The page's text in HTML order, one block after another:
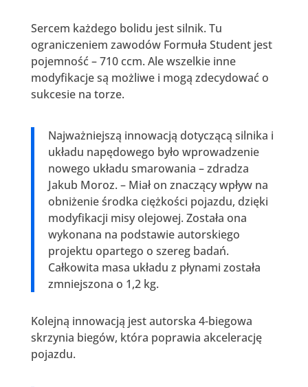
Sercem każdego bolidu jest silnik. Tu
ograniczeniem zawodów Formuła Student jest
pojemność – 710 ccm. Ale wszelkie inne
modyfikacje są możliwe i mogą zdecydować o
sukcesie na torze.
Najważniejszą innowacją dotyczącą silnika i
układu napędowego było wprowadzenie
nowego układu smarowania – zdradza
Jakub Moroz. – Miał on znaczący wpływ na
obniżenie środka ciężkości pojazdu, dzięki
modyfikacji misy olejowej. Została ona
wykonana na podstawie autorskiego
projektu opartego o szereg badań.
Całkowita masa układu z płynami została
zmniejszona o 1,2 kg.
Kolejną innowacją jest autorska 4-biegowa
skrzynia biegów, która poprawia akcelerację
pojazdu.